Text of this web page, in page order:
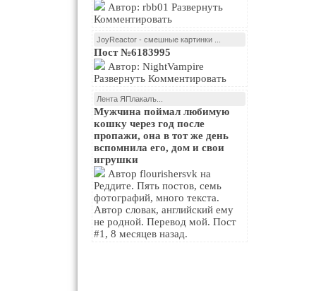
Комментировать
JoyReactor - смешные картинки ...
Пост №6183995
Развернуть Комментировать
Лента ЯПлакалъ...
Мужчина поймал любимую
кошку через год после
пропажи, она в тот же день
вспомнила его, дом и свои
игрушки
Реддите. Пять постов, семь
фотографий, много текста.
Автор словак, английский ему
не родной. Перевод мой. Пост
#1, 8 месяцев назад.